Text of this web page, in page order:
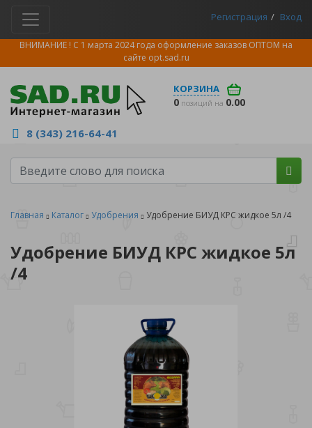
Регистрация Вход
ВНИМАНИЕ ! С 1 марта 2024 года оформление заказов ОПТОМ на
сайте opt.sad.ru
КОРЗИНА
0 позиций на 0.00
8 (343) 216-64-41
Главная Каталог Удобрения Удобрение БИУД КРС жидкое 5л /4
Удобрение БИУД КРС жидкое 5л
/4